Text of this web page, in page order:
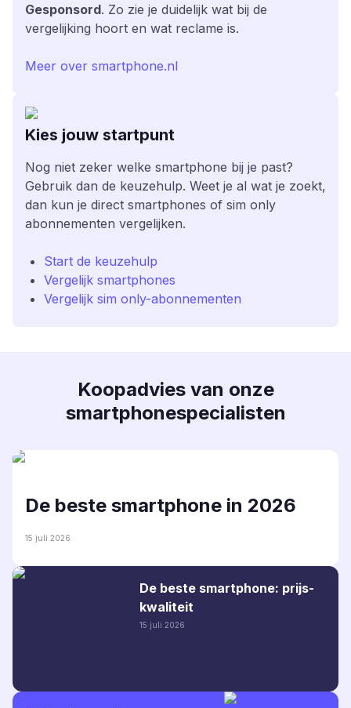
Gesponsord. Zo zie je duidelijk wat bij de
vergelijking hoort en wat reclame is.
Meer over smartphone.nl
Kies jouw startpunt
Nog niet zeker welke smartphone bij je past?
Gebruik dan de keuzehulp. Weet je al wat je zoekt,
dan kun je direct smartphones of sim only
abonnementen vergelijken.
Start de keuzehulp
Vergelijk smartphones
Vergelijk sim only-abonnementen
Koopadvies van onze
smartphonespecialisten
De beste smartphone in 2026
15 juli 2026
De beste smartphone: prijs-
kwaliteit
15 juli 2026